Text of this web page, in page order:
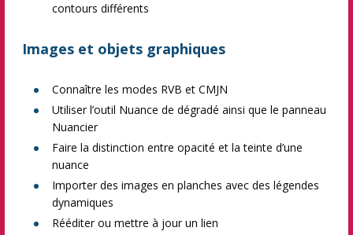
contours différents
Images et objets graphiques
Connaître les modes RVB et CMJN
Utiliser l’outil Nuance de dégradé ainsi que le panneau
Nuancier
Faire la distinction entre opacité et la teinte d’une
nuance
Importer des images en planches avec des légendes
dynamiques
Rééditer ou mettre à jour un lien